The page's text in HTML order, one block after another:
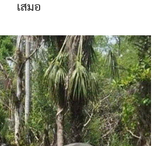
เสมอ